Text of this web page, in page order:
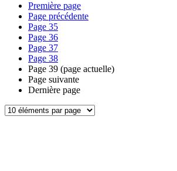
Première page
Page précédente
Page 35
Page 36
Page 37
Page 38
Page 39 (page actuelle)
Page suivante
Dernière page